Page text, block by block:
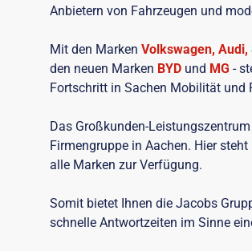
Anbietern von Fahrzeugen und
Mit den Marken Volkswagen, Audi,
den neuen Marken BYD und MG -
Fortschritt in Sachen Mobilität und
Das Großkunden-
Firmengruppe in Aachen. Hier
alle Marken zur Verfügung.
Somit bietet Ihnen die Jacobs
schnelle Antwortzeiten im Sinne